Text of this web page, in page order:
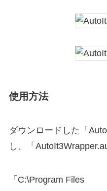
使用方法
ダウンロードした「
し、「
「C:\Program Files